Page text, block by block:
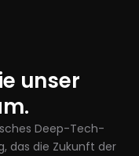
unser
Deep-Tech-
das die Zukunft der